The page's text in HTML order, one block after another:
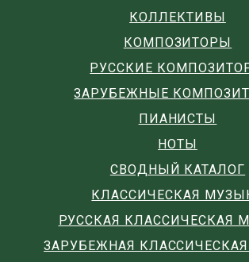
КОЛЛЕКТИВЫ
КОМПОЗИТОРЫ
РУССКИЕ
ЗАРУБЕЖНЫЕ
ПИАНИСТЫ
НОТЫ
СВОДНЫЙ КАТАЛОГ
КЛАССИЧЕСКАЯ
РУССКАЯ КЛАССИЧЕСКАЯ
ЗАРУБЕЖНАЯ